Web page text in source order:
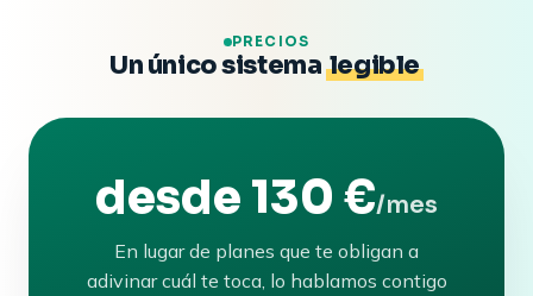
PRECIOS
Un único sistema legible
desde 130 €/mes
En lugar de planes que te obligan a
adivinar cuál te toca, lo hablamos contigo